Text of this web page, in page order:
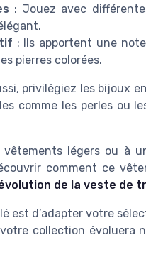
: Jouez avec
: Ils apportent une
pierres colorées.
privilégiez les bijoux
comme les perles ou
légers ou à
comment ce
de la veste de
est d’adapter votre
collection